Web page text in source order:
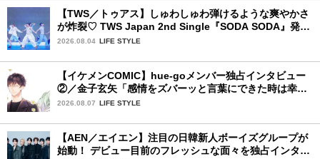
【TWS／トゥアス】しゅわしゅわ弾けるような爽やかさ
が炸裂♡ TWS Japan 2nd Single『SODA SODA』発売
記念SPECIAL SHOWCASEを詳細レポ
2026.08.04 LIFE STYLE
【イケメンCOMIC】hue-goメンバー独占インタビュー
②／金子玄矢「感情をズバーッと言葉にできた時は幸
せ〜」
2026.08.07 LIFE STYLE
【AEN／エイエン】注目の日韓新人ボーイズグループが
始動！ デビュー目前のフレッシュな面々を独占インタビ